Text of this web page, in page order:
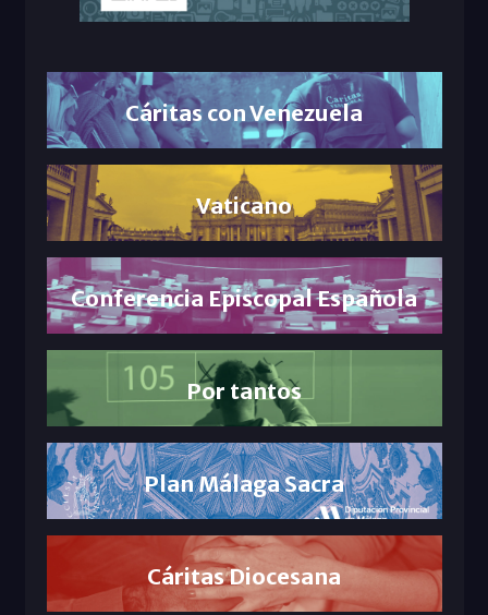
Cáritas con Venezuela
Vaticano
Conferencia Episcopal Española
Por tantos
Plan Málaga Sacra
Cáritas Diocesana